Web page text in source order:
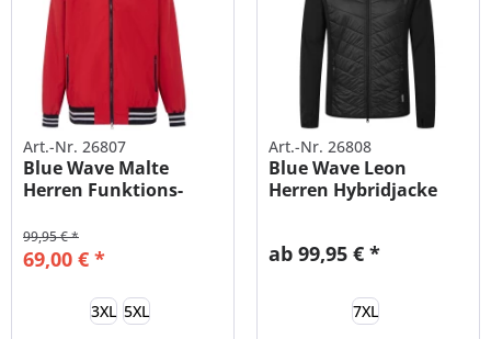
Art.-Nr. 26807
Blue Wave Malte
Herren Funktions-
69,00 € *
99,95 € *
3XL 5XL
Art.-Nr. 26808
Blue Wave Leon
Herren Hybridjacke
ab 99,95 € *
7XL